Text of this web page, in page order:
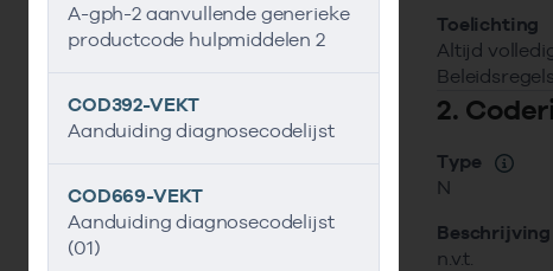
A-gph-2 aanvullende generieke
productcode hulpmiddelen 2
COD392-VEKT
Aanduiding diagnosecodelijst
COD669-VEKT
Aanduiding diagnosecodelijst
(01)
Toelichting
Altijd
2.
Type
N
Beschrijving
n.v.t.